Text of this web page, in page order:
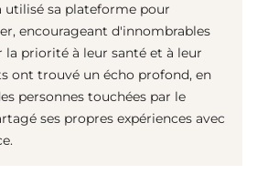
utilisé sa plateforme pour
encourageant d'innombrables
la priorité à leur santé et à leur
ont trouvé un écho profond, en
personnes touchées par le
ses propres expériences avec